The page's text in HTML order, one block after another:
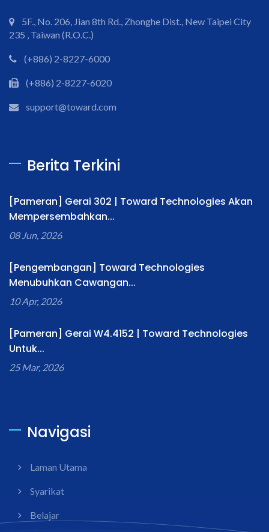
5F., No. 206, Jian 8th Rd., Zhonghe Dist., New Taipei City
235 , Taiwan (R.O.C.)
(+886) 2-8227-6000
(+886) 2-8227-6020
support@toward.com
Berita Terkini
[Pameran] Gerai 302 | Toward Technologies Akan
Mempersembahkan...
08 Jun, 2026
[Pengembangan] Toward Technologies
Menubuhkan Cawangan...
10 Apr, 2026
[Pameran] Gerai W4.4152 | Toward Technologies
Untuk...
25 Mar, 2026
Navigasi
Laman Utama
Syarikat
Belajar